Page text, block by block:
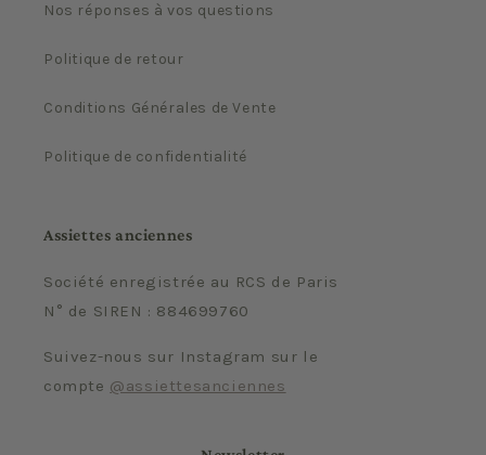
Nos réponses à vos questions
Politique de retour
Conditions Générales de Vente
Politique de confidentialité
Assiettes anciennes
Société enregistrée au RCS de Paris
N° de SIREN : 884699760
Suivez-nous sur Instagram sur le
compte @assiettesanciennes